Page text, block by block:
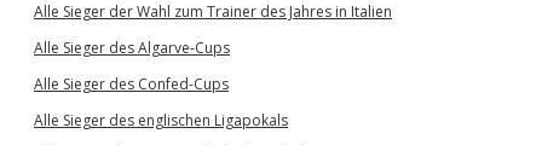
Alle Sieger der Wahl zum Trainer des Jahres in Italien
Alle Sieger des Algarve-Cups
Alle Sieger des Confed-Cups
Alle Sieger des englischen Ligapokals